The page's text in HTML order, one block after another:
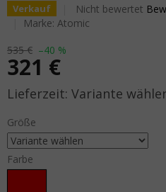
Verkauf Die
Nicht bewertet
Marke: Atomic
535 € –40 %
321 €
Verkaufspreis: Variante
Größe
Farbe